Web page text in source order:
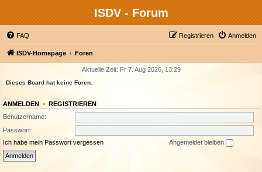
ISDV - Forum
FAQ Anmelden
Registrieren
ISDV-Homepage Foren
Aktuelle Zeit: Fr 7. Aug 2026, 13:29
Dieses Board hat keine Foren.
ANMELDEN • REGISTRIEREN
Benutzername:
Passwort:
Ich habe mein Passwort vergessen
Angemeldet bleiben